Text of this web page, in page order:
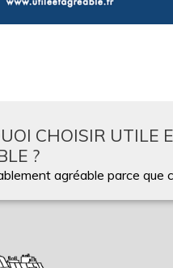
CHOISIR UTILE
?
agréable parce que